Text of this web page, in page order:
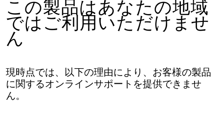
この製品はあなたの地域
ではご利用いただけませ
ん
現時点では、以下の理由により、お客様の製品
に関するオンラインサポートを提供できませ
ん。